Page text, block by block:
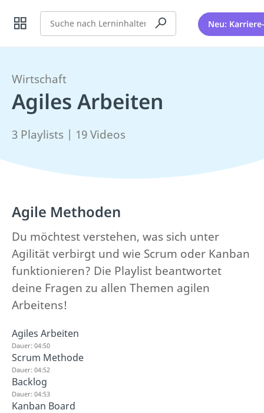
Suche Neu:
Wirtschaft
Agiles Arbeiten
3 Playlists | 19 Videos
Agile Methoden
Du möchtest verstehen, was sich unter
Agilität verbirgt und wie Scrum oder Kanban
funktionieren? Die Playlist beantwortet
deine Fragen zu allen Themen agilen
Arbeitens!
Agiles Arbeiten
Dauer: 04:50
Scrum Methode
Dauer: 04:52
Backlog
Dauer: 04:53
Kanban Board